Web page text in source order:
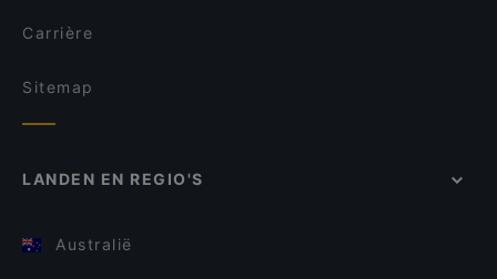
Carrière
Sitemap
LANDEN EN REGIO'S
Australië